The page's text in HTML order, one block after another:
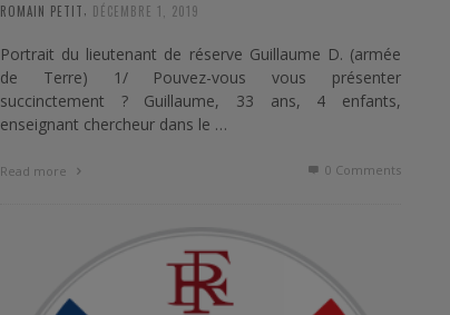
ROMAIN PETIT DÉCEMBRE 1, 2019
Portrait du lieutenant de réserve Guillaume D. (armée
de Terre) 1/ Pouvez-vous vous présenter
succinctement ? Guillaume, 33 ans, 4 enfants,
enseignant chercheur dans le …
Read more 0 Comments